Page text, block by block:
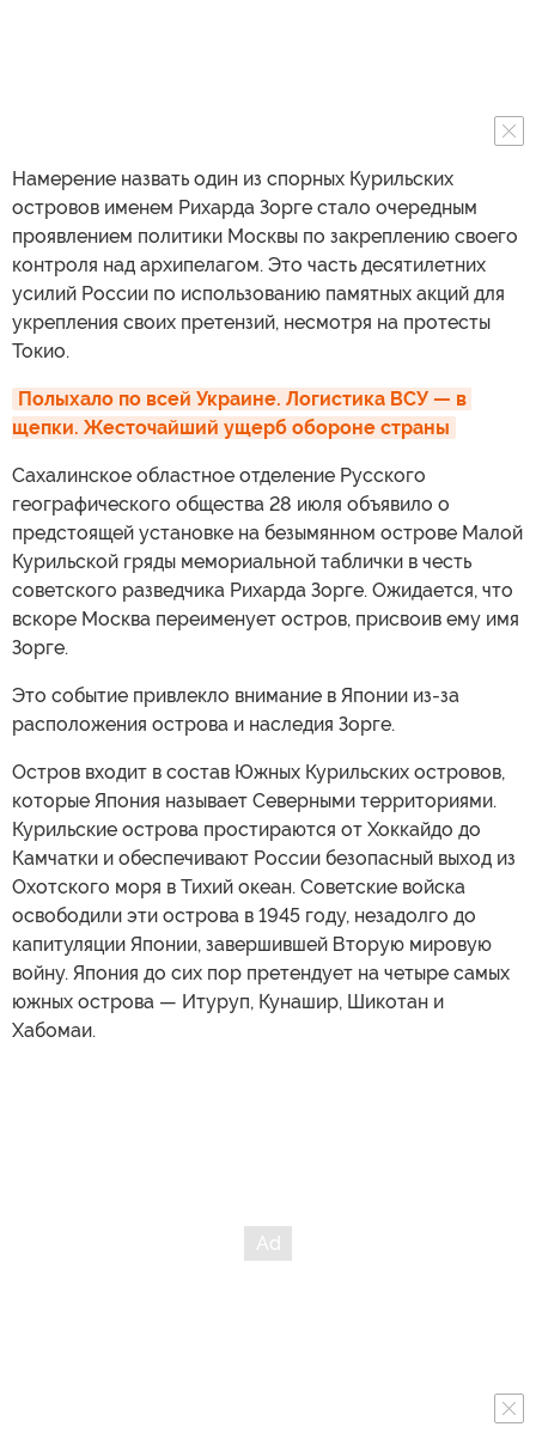
Намерение назвать один из спорных Курильских
островов именем Рихарда Зорге стало очередным
проявлением политики Москвы по закреплению своего
контроля над архипелагом. Это часть десятилетних
усилий России по использованию памятных акций для
укрепления своих претензий, несмотря на протесты
Токио.
Полыхало по всей Украине. Логистика ВСУ — в
щепки. Жесточайший ущерб обороне страны
Сахалинское областное отделение Русского
географического общества 28 июля объявило о
предстоящей установке на безымянном острове Малой
Курильской гряды мемориальной таблички в честь
советского разведчика Рихарда Зорге. Ожидается, что
вскоре Москва переименует остров, присвоив ему имя
Зорге.
Это событие привлекло внимание в Японии из-за
расположения острова и наследия Зорге.
Остров входит в состав Южных Курильских островов,
которые Япония называет Северными территориями.
Курильские острова простираются от Хоккайдо до
Камчатки и обеспечивают России безопасный выход из
Охотского моря в Тихий океан. Советские войска
освободили эти острова в 1945 году, незадолго до
капитуляции Японии, завершившей Вторую мировую
войну. Япония до сих пор претендует на четыре самых
южных острова — Итуруп, Кунашир, Шикотан и
Хабомаи.